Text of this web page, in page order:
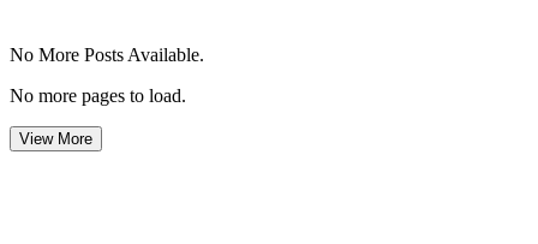
No More Posts Available.
No more pages to load.
View More